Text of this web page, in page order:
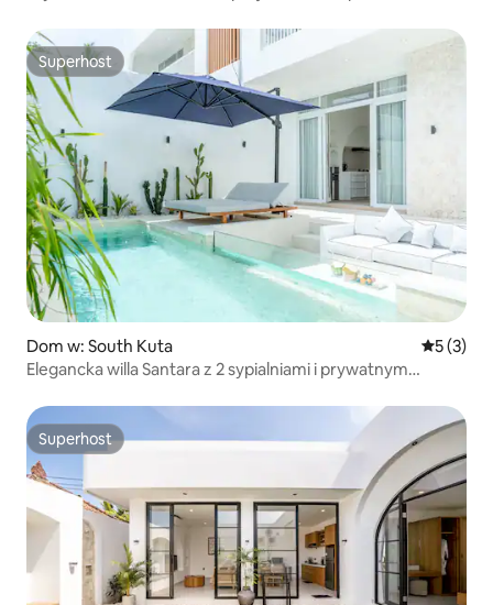
Superhost
Superhost
Dom w: South Kuta Średnia
5 (3)
Elegancka willa Santara z 2 sypialniami i prywatnym
Superhost
Superhost